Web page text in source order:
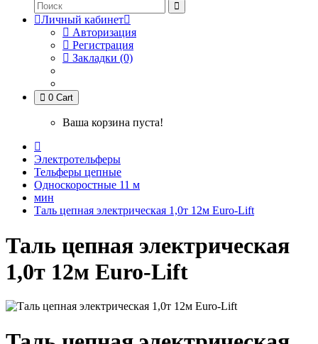
Личный кабинет
Авторизация
Регистрация
Закладки (0)
0 Cart
Ваша корзина пуста!
Электротельферы
Тельферы цепные
Односкоростные 11 м
мин
Таль цепная электрическая 1,0т 12м Euro-Lift
Таль цепная электрическая
1,0т 12м Euro-Lift